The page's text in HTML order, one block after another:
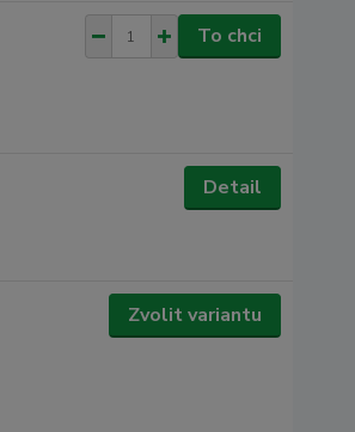
To chci
Detail
Zvolit variantu